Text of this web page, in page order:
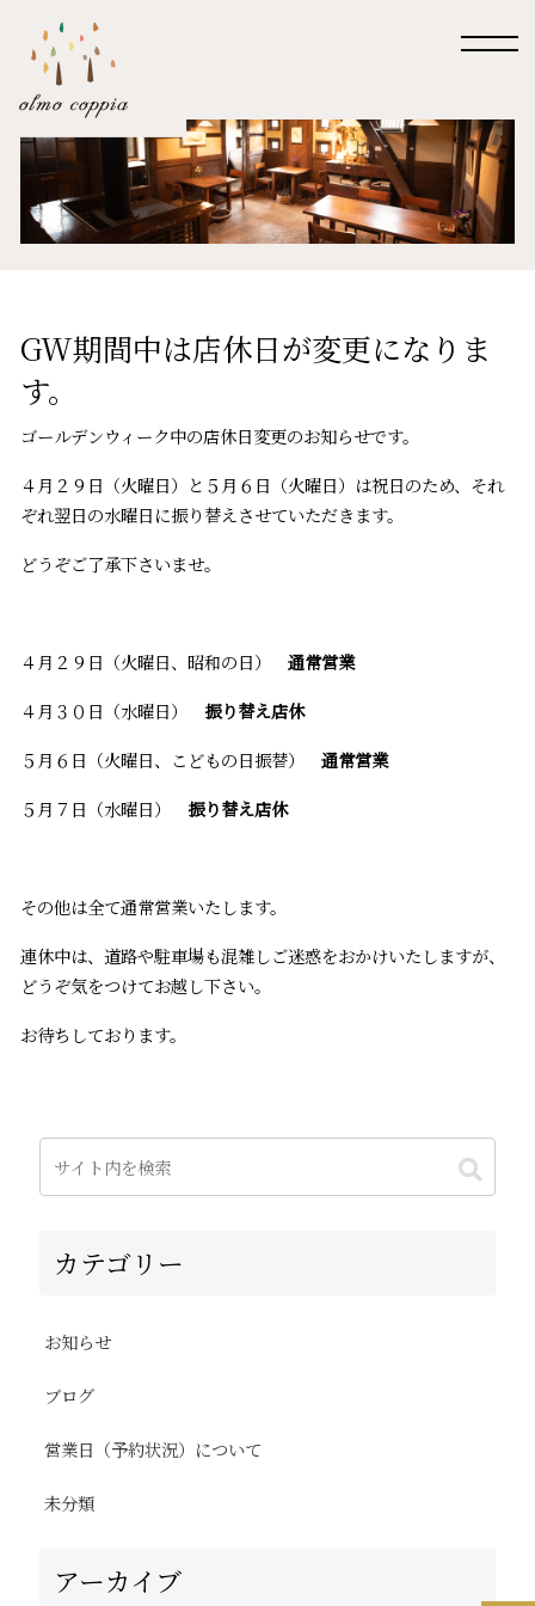
GW期間中は店休日が変更になりま
す。
ゴールデンウィーク中の店休日変更のお知らせです。
４月２９日（火曜日）と５月６日（火曜日）は祝日のため、それ
ぞれ翌日の水曜日に振り替えさせていただきます。
どうぞご了承下さいませ。
４月２９日（火曜日、昭和の日） 通常営業
４月３０日（水曜日） 振り替え店休
５月６日（火曜日、こどもの日振替） 通常営業
５月７日（水曜日） 振り替え店休
その他は全て通常営業いたします。
連休中は、道路や駐車場も混雑しご迷惑をおかけいたしますが、
どうぞ気をつけてお越し下さい。
お待ちしております。
カテゴリー
お知らせ
ブログ
営業日（予約状況）について
未分類
アーカイブ